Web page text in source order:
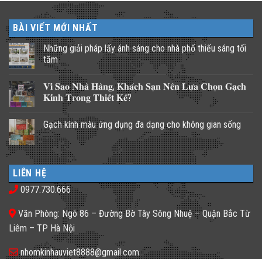
BÀI VIẾT MỚI NHẤT
Những giải pháp lấy ánh sáng cho nhà phố thiếu sáng tối
tăm
Không
bình
luận
ở
pháp
lấy
ánh
sáng
cho
nhà
phố
thiếu
sáng
tối
𝐕𝐢̀ 𝐒𝐚𝐨 𝐍𝐡𝐚̀ 𝐇𝐚̀𝐧𝐠, 𝐊𝐡𝐚́𝐜𝐡 𝐒𝐚̣𝐧 𝐍𝐞̂𝐧 𝐋𝐮̛̣𝐚 𝐂𝐡𝐨̣𝐧 𝐆𝐚̣𝐜𝐡
𝐊𝐢́𝐧𝐡 𝐓𝐫𝐨𝐧𝐠 𝐓𝐡𝐢𝐞̂́𝐭 𝐊𝐞̂́?
bình
luận
ở
𝐕𝐢̀
𝐒𝐚𝐨
𝐍𝐡𝐚̀
𝐇𝐚̀𝐧𝐠,
𝐊𝐡𝐚́𝐜𝐡
𝐒𝐚̣𝐧
𝐍𝐞̂𝐧
𝐂𝐡𝐨̣𝐧
𝐆𝐚̣𝐜𝐡
𝐊𝐢́𝐧𝐡
𝐓𝐫𝐨𝐧𝐠
𝐓𝐡𝐢𝐞̂́𝐭
𝐊𝐞̂́?
Gạch kính màu ứng dụng đa dạng cho không gian sống
Không
có
bình
luận
ở
Gạch
kính
màu
đa
dạng
cho
không
gian
sống
LIÊN HỆ
0977.730.666
Văn Phòng: Ngõ 86 – Đường Bờ Tây Sông Nhuệ – Quận Bắc Từ
Liêm – TP Hà Nội
nhomkinhauviet8888@gmail.com